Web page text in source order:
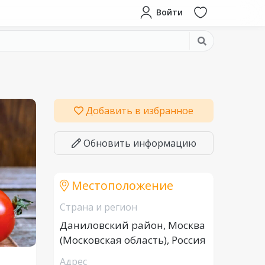
Войти
Добавить в избранное
Обновить информацию
Местоположение
Страна и регион
Даниловский район, Москва
(Московская область), Россия
Адрес